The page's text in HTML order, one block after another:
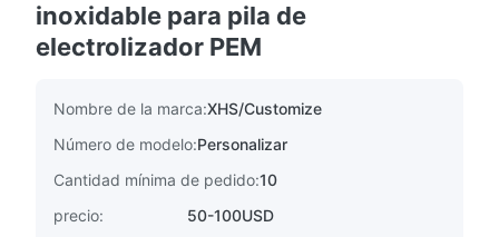
inoxidable para pila de
electrolizador PEM
Nombre de la marca:XHS/Customize
Número de modelo:Personalizar
Cantidad mínima de pedido:10
precio:
50-100USD